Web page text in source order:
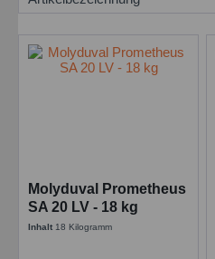
Molyduval Prometheus
SA 20 LV - 18 kg
Inhalt 18 Kilogramm